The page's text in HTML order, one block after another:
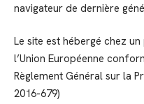
navigateur de dernière
Le site est hébergé chez
l’Union Européenne
Règlement Général sur la
2016-679)